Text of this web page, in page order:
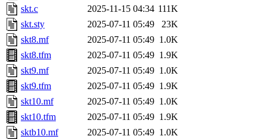
skt.c
2025-11-15 04:34 111K
skt.sty
2025-07-11 05:49
23K
skt8.mf
2025-07-11 05:49 1.0K
skt8.tfm
2025-07-11 05:49 1.9K
skt9.mf
2025-07-11 05:49 1.0K
skt9.tfm
2025-07-11 05:49 1.9K
skt10.mf
2025-07-11 05:49 1.0K
skt10.tfm
2025-07-11 05:49 1.9K
sktb10.mf
2025-07-11 05:49 1.0K